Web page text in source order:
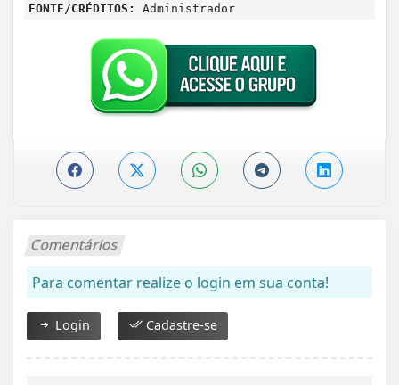
FONTE/CRÉDITOS: Administrador
Comentários
Para comentar realize o login em sua conta!
Login Cadastre-se